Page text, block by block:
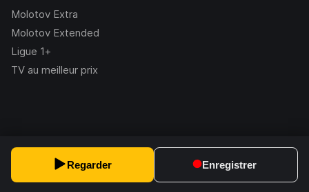
Regarder Enregistrer
Molotov Extra
Molotov Extended
Ligue 1+
TV au meilleur prix
2.228.1